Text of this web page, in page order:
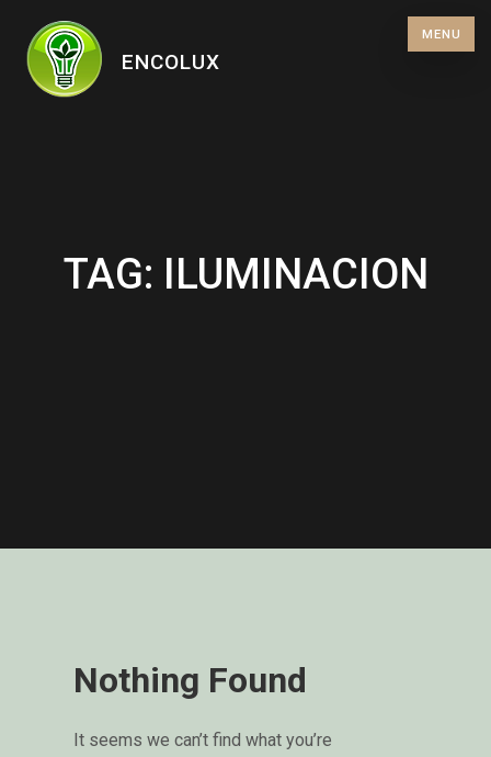
content
ENCOLUX
MENU
TAG: ILUMINACION
Nothing Found
It seems we can’t find what you’re